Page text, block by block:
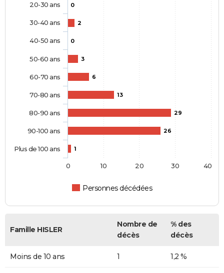
0
2
0
3
6
13
29
26
1
Personnes décédées
20-30 ans
30-40 ans
40-50 ans
50-60 ans
60-70 ans
70-80 ans
80-90 ans
90-100 ans
Plus de 100 ans
0 10 20 30 40
Famille HISLER
Nombre de
décès
% des
décès
Moins de 10 ans 1 1,2 %